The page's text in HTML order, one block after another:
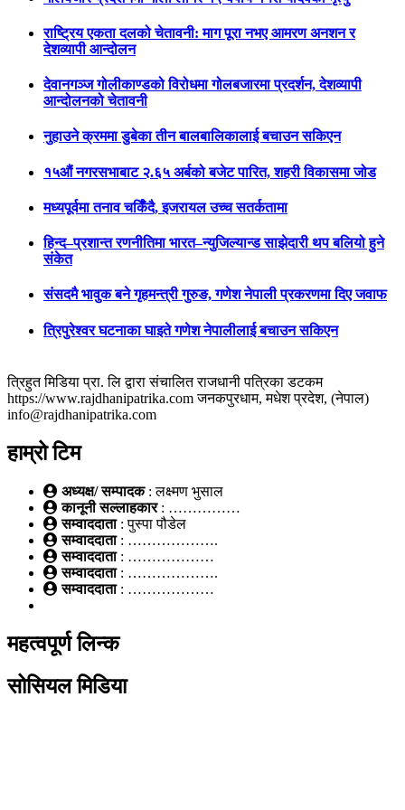
राष्ट्रिय एकता दलको चेतावनी: माग पूरा नभए आमरण अनशन र
देशव्यापी आन्दोलन
देवानगञ्ज गोलीकाण्डको विरोधमा गोलबजारमा प्रदर्शन, देशव्यापी
आन्दोलनको चेतावनी
नुहाउने क्रममा डुबेका तीन बालबालिकालाई बचाउन सकिएन
१५औं नगरसभाबाट २.६५ अर्बको बजेट पारित, शहरी विकासमा जोड
मध्यपूर्वमा तनाव चर्किँदै, इजरायल उच्च सतर्कतामा
हिन्द–प्रशान्त रणनीतिमा भारत–न्युजिल्यान्ड साझेदारी थप बलियो हुने
संकेत
संसदमै भावुक बने गृहमन्त्री गुरुङ, गणेश नेपाली प्रकरणमा दिए जवाफ
त्रिपुरेश्वर घटनाका घाइते गणेश नेपालीलाई बचाउन सकिएन
त्रिहुत मिडिया प्रा. लि द्वारा संचालित राजधानी पत्रिका डटकम
https://www.rajdhanipatrika.com जनकपुरधाम, मधेश प्रदेश, (नेपाल)
info@rajdhanipatrika.com
हाम्रो टिम
अध्यक्ष/ सम्पादक: लक्ष्मण भुसाल
कानूनी सल्लाहकार : ……………
सम्वाददाता: पुस्पा पौडेल
सम्वाददाता : ……………….
सम्वाददाता: ………………
सम्वाददाता: ……………….
सम्वाददाता: ………………
महत्वपूर्ण लिन्क
सोसियल मिडिया